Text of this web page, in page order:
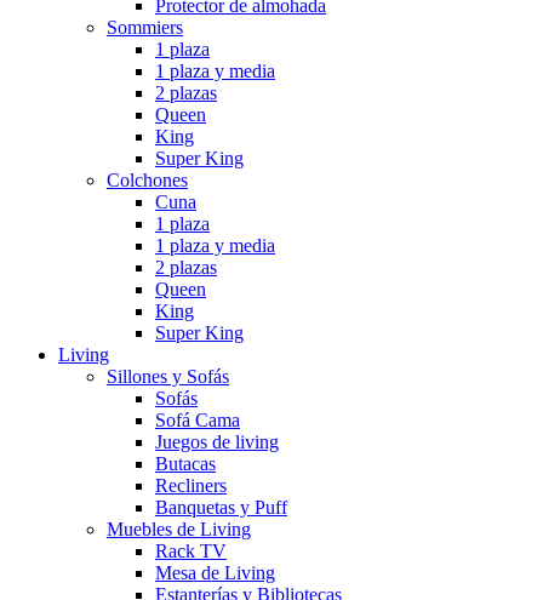
Protector de almohada
Sommiers
1 plaza
1 plaza y media
2 plazas
Queen
King
Super King
Colchones
Cuna
1 plaza
1 plaza y media
2 plazas
Queen
King
Super King
Living
Sillones y Sofás
Sofás
Sofá Cama
Juegos de living
Butacas
Recliners
Banquetas y Puff
Muebles de Living
Rack TV
Mesa de Living
Estanterías y Bibliotecas